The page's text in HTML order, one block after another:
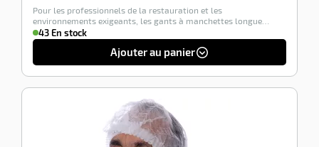
HT
Pour les professionnels de la restauration et les
environnements exigeants, les gants à manchettes longue…
43 En stock
Ajouter au panier